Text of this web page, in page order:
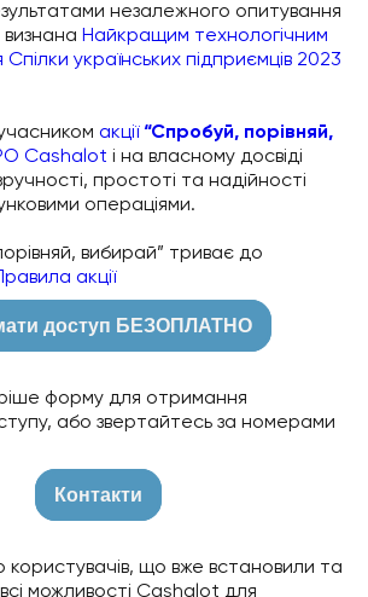
незалежного опитування
визнана Найкращим технологічним
українських підприємців 2023
акції “Спробуй, порівняй,
Cashalot і на власному досвіді
простоті та надійності
операціями.
вибирай” триває до
акції
доступ БЕЗОПЛАТНО
форму для отримання
або звертайтесь за номерами
Контакти
що вже встановили та
можливості Cashalot для